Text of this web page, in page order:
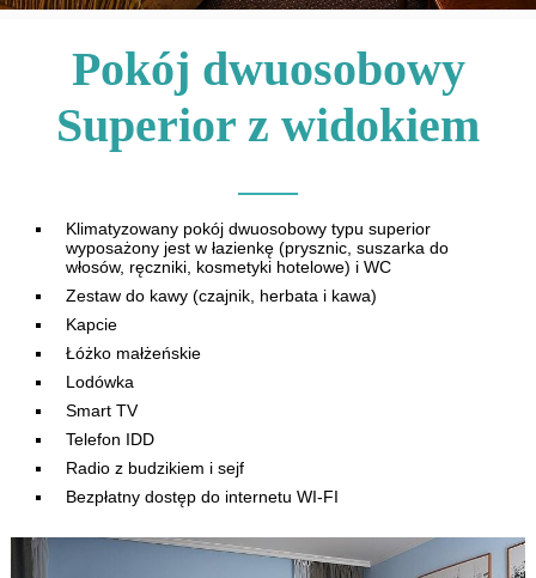
Pokój dwuosobowy
Superior z widokiem
Klimatyzowany pokój dwuosobowy typu superior
wyposażony jest w łazienkę (prysznic, suszarka do
włosów, ręczniki, kosmetyki hotelowe) i WC
Zestaw do kawy (czajnik, herbata i kawa)
Kapcie
Łóżko małżeńskie
Lodówka
Smart TV
Telefon IDD
Radio z budzikiem i sejf
Bezpłatny dostęp do internetu WI-FI